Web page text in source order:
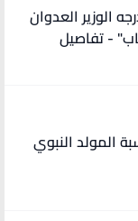
بإلغاء قرار نقله .. ثم أُدرجه الوزير العدوان
- تفاصيل
المولد النبوي